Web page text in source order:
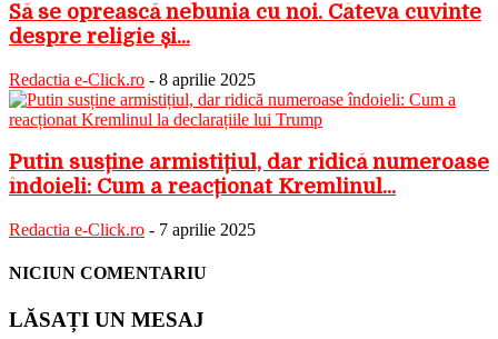
Să se oprească nebunia cu noi. Câteva cuvinte
despre religie și...
Redactia e-Click.ro - 8 aprilie 2025
Putin susține armistițiul, dar ridică numeroase
îndoieli: Cum a reacționat Kremlinul...
Redactia e-Click.ro - 7 aprilie 2025
NICIUN COMENTARIU
LĂSAȚI UN MESAJ